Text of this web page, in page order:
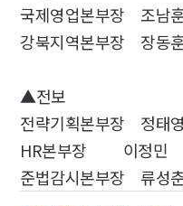
국제영업본부장 조남
강북지역본부장 장동
▲전보
전략기획본부장 정태영
HR본부장 이정민
준법감시본부장 류성